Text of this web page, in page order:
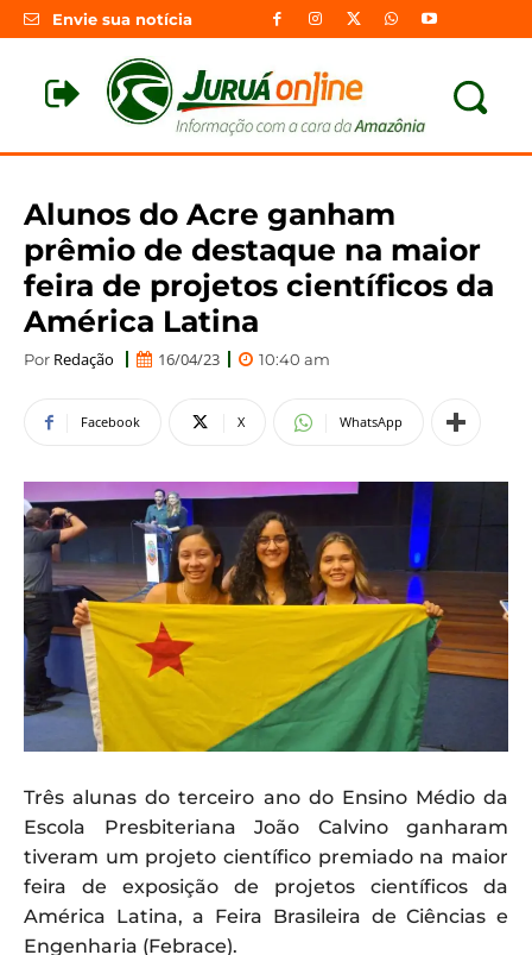
Envie sua notícia
Alunos do Acre ganham
prêmio de destaque na maior
feira de projetos científicos da
América Latina
Por Redação 16/04/23 10:40 am
Facebook X WhatsApp
Três alunas do terceiro ano do Ensino Médio da
Escola Presbiteriana João Calvino ganharam
tiveram um projeto científico premiado na maior
feira de exposição de projetos científicos da
América Latina, a Feira Brasileira de Ciências e
Engenharia (Febrace).